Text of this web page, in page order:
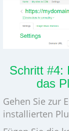
Schritt #4:
das
Gehen Sie zur
installierten